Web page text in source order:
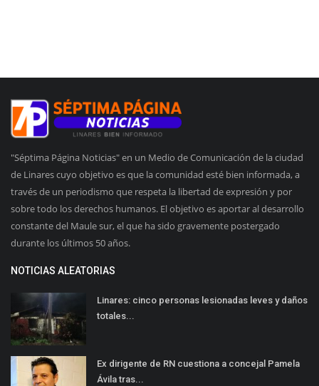
"Séptima Página Noticias" en un Medio de Comunicación de la ciudad
de Linares cuyo objetivo es que la comunidad esté bien informada, a
través de un periodismo que respeta la libertad de expresión y por
sobre todo los derechos humanos. El objetivo es aportar al desarrollo
constante del Maule sur, el que ha sido gravemente postergado
durante los últimos 50 años.
NOTICIAS ALEATORIAS
Linares: cinco personas lesionadas leves y daños
totales...
Ex dirigente de RN cuestiona a concejal Pamela
Ávila tras...